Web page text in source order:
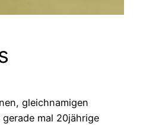
gleichnamigen
mal 20jährige